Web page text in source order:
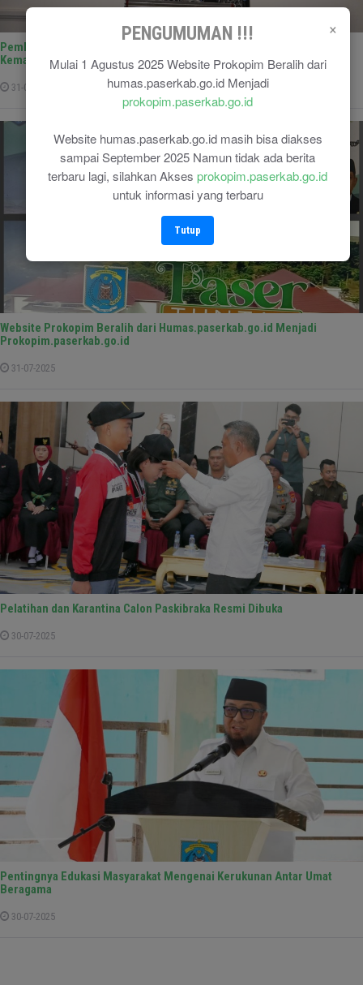
×
PENGUMUMAN !!!
Mulai 1 Agustus 2025 Website Prokopim Beralih dari
humas.paserkab.go.id Menjadi
prokopim.paserkab.go.id
Website humas.paserkab.go.id masih bisa diakses
sampai September 2025 Namun tidak ada berita
terbaru lagi, silahkan Akses prokopim.paserkab.go.id
untuk informasi yang terbaru
Tutup
Pemkab Paser Gelar Pembinaan Ormas, Perkuat Peran Wujudkan
Kemajuan dan Kondusifitas Daerah
31-07-2025
Website Prokopim Beralih dari Humas.paserkab.go.id Menjadi
Prokopim.paserkab.go.id
31-07-2025
Pelatihan dan Karantina Calon Paskibraka Resmi Dibuka
30-07-2025
Pentingnya Edukasi Masyarakat Mengenai Kerukunan Antar Umat
Beragama
30-07-2025